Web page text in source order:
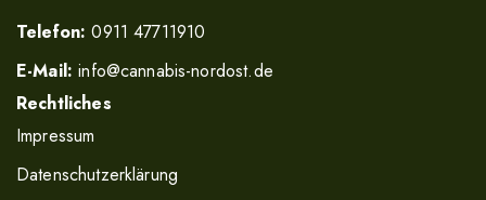
Telefon: 0911 47711910
E-Mail: info@cannabis-nordost.de
Rechtliches
Impressum
Datenschutzerklärung